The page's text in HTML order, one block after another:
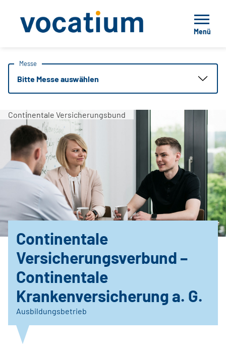
Menü
Messe
Bitte Messe auswählen
Continentale Versicherungsbund
Continentale
Versicherungsverbund –
Continentale
Krankenversicherung a. G.
Ausbildungsbetrieb